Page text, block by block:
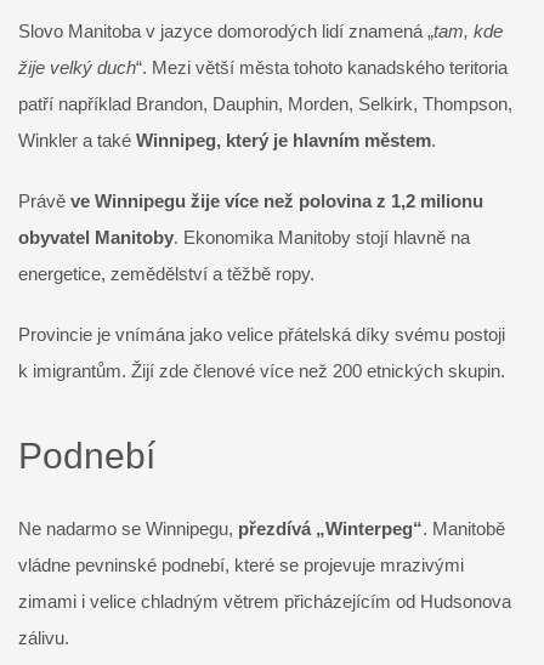
Slovo Manitoba v jazyce domorodých lidí znamená „tam, kde
žije velký duch“. Mezi větší města tohoto kanadského teritoria
patří například Brandon, Dauphin, Morden, Selkirk, Thompson,
Winkler a také Winnipeg, který je hlavním městem.
Právě ve Winnipegu žije více než polovina z 1,2 milionu
obyvatel Manitoby. Ekonomika Manitoby stojí hlavně na
energetice, zemědělství a těžbě ropy.
Provincie je vnímána jako velice přátelská díky svému postoji
k imigrantům. Žijí zde členové více než 200 etnických skupin.
Podnebí
Ne nadarmo se Winnipegu, přezdívá „Winterpeg“. Manitobě
vládne pevninské podnebí, které se projevuje mrazivými
zimami i velice chladným větrem přicházejícím od Hudsonova
zálivu.